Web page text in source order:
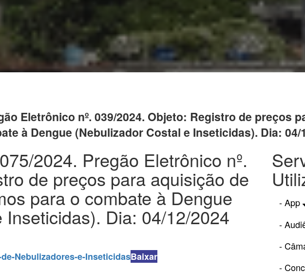
Eletrônico nº. 039/2024. Objeto: Registro de preços
à Dengue (Nebulizador Costal e Inseticidas). Dia: 04/
2024. Pregão Eletrônico nº.
de preços para aquisição de
para o combate à Dengue
Dia: 04/12/2024
Nebulizadores-e-InseticidasBaixar
- App
-
-
-